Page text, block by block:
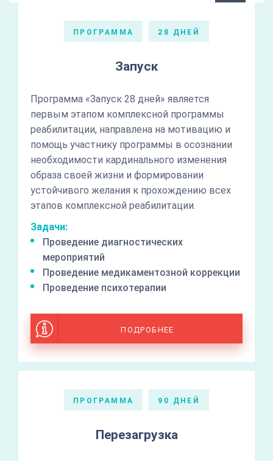
ПРОГРАММА 28 ДНЕЙ
Запуск
Программа «Запуск 28 дней» является
первым этапом комплексной программы
реабилитации, направлена на мотивацию и
помощь участнику программы в осознании
необходимости кардинального изменения
образа своей жизни и формировании
устойчивого желания к прохождению всех
этапов комплексной реабилитации.
Задачи:
Проведение диагностических
мероприятий
Проведение медикаментозной коррекции
Проведение психотерапии
ПОДРОБНЕЕ
ПРОГРАММА 90 ДНЕЙ
Перезагрузка